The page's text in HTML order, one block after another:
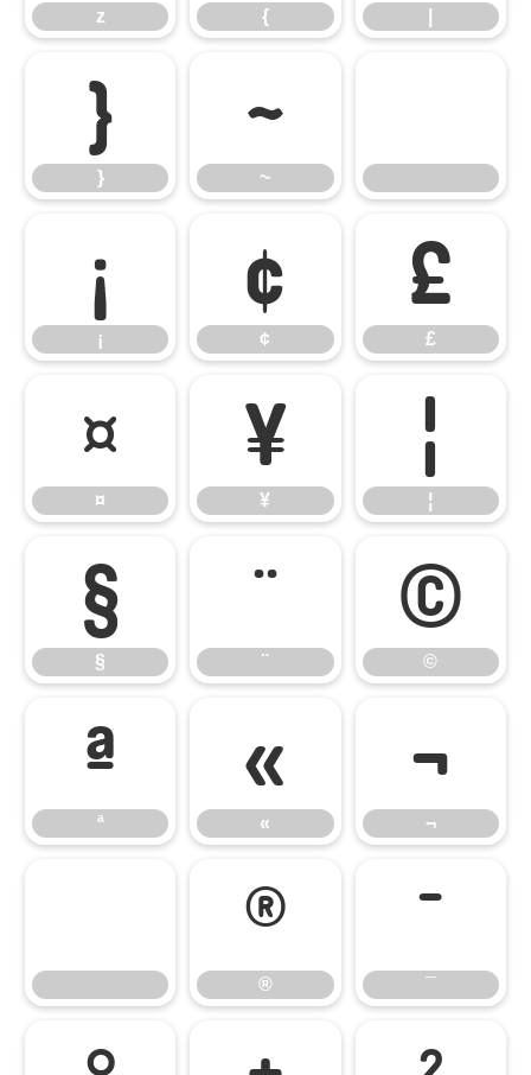
z {
}
}
~
~
¡
¡
¢
¢
£
£
¤
¤
¥
¥
¦
¦
§
§
¨
¨
©
©
ª
ª
«
«
¬
¬
®
®
¯
¯